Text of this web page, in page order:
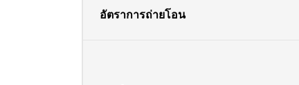
อัตราการถ่ายโอน